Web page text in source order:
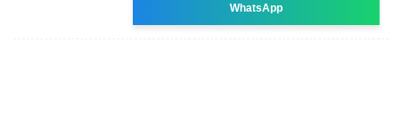
WhatsApp